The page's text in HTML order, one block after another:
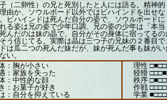
（二卵性）の兄と死別したと人には語る。精神的
由か、ソウルボード以外ではビハインドを出せな
ビハインドは死んだ自分の姿で、ソウルボードに
る姿は兄の姿で少年口調、兄の姿の少年は「本当
んだのは妹の晶で、自分がその身体に宿ってるの
う信じてる。実際は晶は三つ子の兄妹の２番目
は瓜二つの死んだ妹だが、妹が死んだ事も妹が
い。
：胸が小さい
：家族を失った
：中性的な顔
：お菓子が好き
：自分を抑えている
理性
狡猾
秩序
作戦
学業